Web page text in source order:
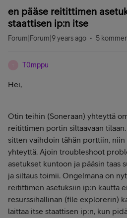
en pääse reitittimen
staattisen ip:n itse
Forum|Forum|9 years ago 5
T0mppu
Hei,
Otin teihin (Soneraan) yhteyttä
reitittimen portin siltaavaan
sitten vaihdoin tähän porttiin,
yhteyttä. Ajoin troubleshoot
asetukset kuntoon ja pääsin taas
ja siltaus toimii. Ongelmana on
reitittimen asetuksiin ip:n kautta
resurssihallinan (file explorerin)
laittaa itse staattisen ip:n, kun